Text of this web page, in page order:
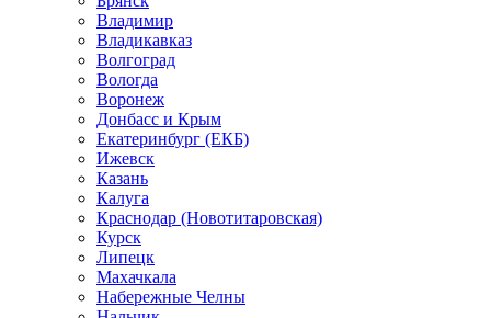
Владимир
Владикавказ
Волгоград
Вологда
Воронеж
Донбасс и Крым
Екатеринбург (ЕКБ)
Ижевск
Казань
Калуга
Краснодар (Новотитаровская)
Курск
Липецк
Махачкала
Набережные Челны